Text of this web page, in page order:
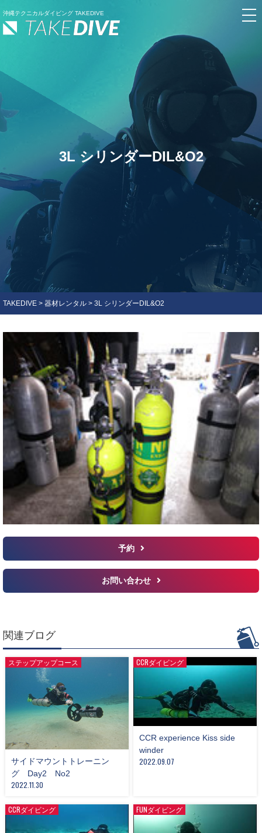
沖縄テクニカルダイビング TAKEDIVE
3L シリンダーDIL&O2
TAKEDIVE > 器材レンタル > 3L シリンダーDIL&O2
予約
お問い合わせ
関連ブログ
ステップアップコース
サイドマウントトレーニン
グ Day2 No2
2022.11.30
CCRダイビング
CCR experience Kiss side
winder
2022.09.07
CCRダイビング FUNダイビング